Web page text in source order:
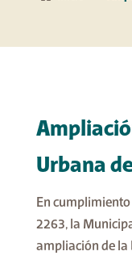
Urbana
En cumplimiento
2263, la
ampliación de la